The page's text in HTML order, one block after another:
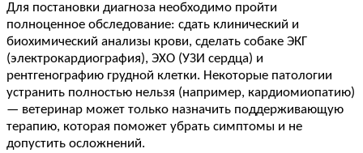
Для постановки диагноза необходимо пройти
полноценное обследование: сдать клинический и
биохимический анализы крови, сделать собаке ЭКГ
(электрокардиография), ЭХО (УЗИ сердца) и
рентгенографию грудной клетки. Некоторые патологии
устранить полностью нельзя (например, кардиомиопатию)
— ветеринар может только назначить поддерживающую
терапию, которая поможет убрать симптомы и не
допустить осложнений.